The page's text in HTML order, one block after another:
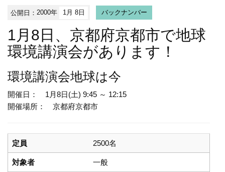
公開日：2000年 1月 8日 バックナンバー
1月8日、京都府京都市で地球
環境講演会があります！
環境講演会地球は今
開催日： 1月8日(土) 9:45 ～ 12:15
開催場所： 京都府京都市
定員 2500名
対象者 一般